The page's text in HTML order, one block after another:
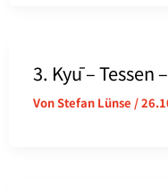
3. Kyū –
VonStefan Lünse /